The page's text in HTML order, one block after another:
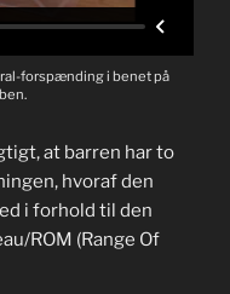
forspænding i benet på
at barren har to
hvoraf den
i forhold til den
ROM (Range Of